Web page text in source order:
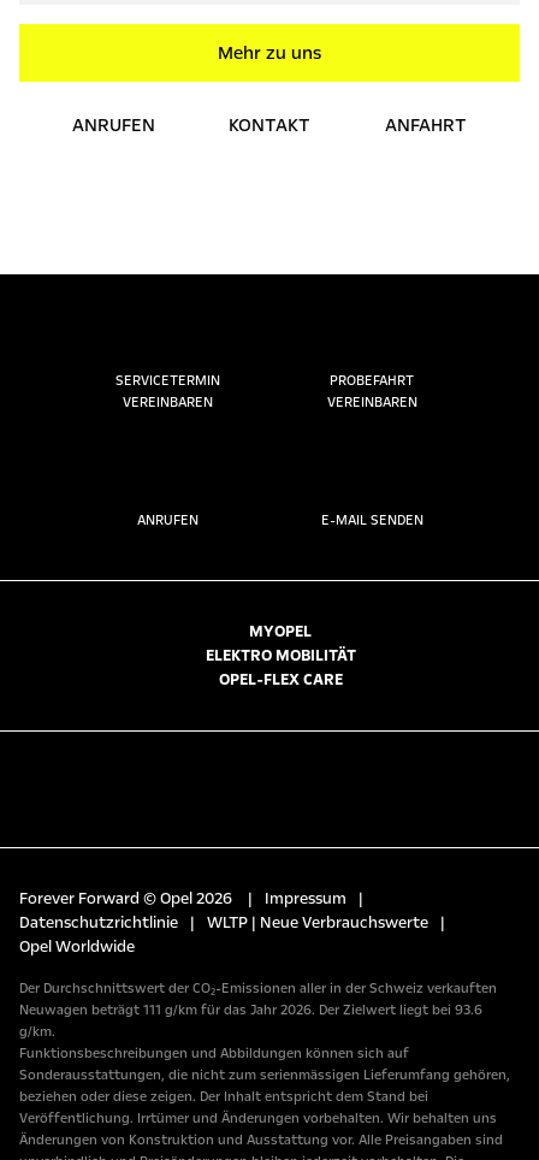
Mehr zu uns
ANRUFEN KONTAKT ANFAHRT
SERVICETERMIN
VEREINBAREN
PROBEFAHRT
VEREINBAREN
ANRUFEN E-MAIL SENDEN
MYOPEL
ELEKTRO MOBILITÄT
OPEL-FLEX CARE
Forever Forward © Opel 2026 | Impressum
|
Datenschutzrichtlinie
| WLTP | Neue Verbrauchswerte
|
Opel Worldwide
Der Durchschnittswert der CO₂-Emissionen aller in der Schweiz verkauften
Neuwagen beträgt 111 g/km für das Jahr 2026. Der Zielwert liegt bei 93.6
g/km.
Funktionsbeschreibungen und Abbildungen können sich auf
Sonderausstattungen, die nicht zum serienmässigen Lieferumfang gehören,
beziehen oder diese zeigen. Der Inhalt entspricht dem Stand bei
Veröffentlichung. Irrtümer und Änderungen vorbehalten. Wir behalten uns
Änderungen von Konstruktion und Ausstattung vor. Alle Preisangaben sind